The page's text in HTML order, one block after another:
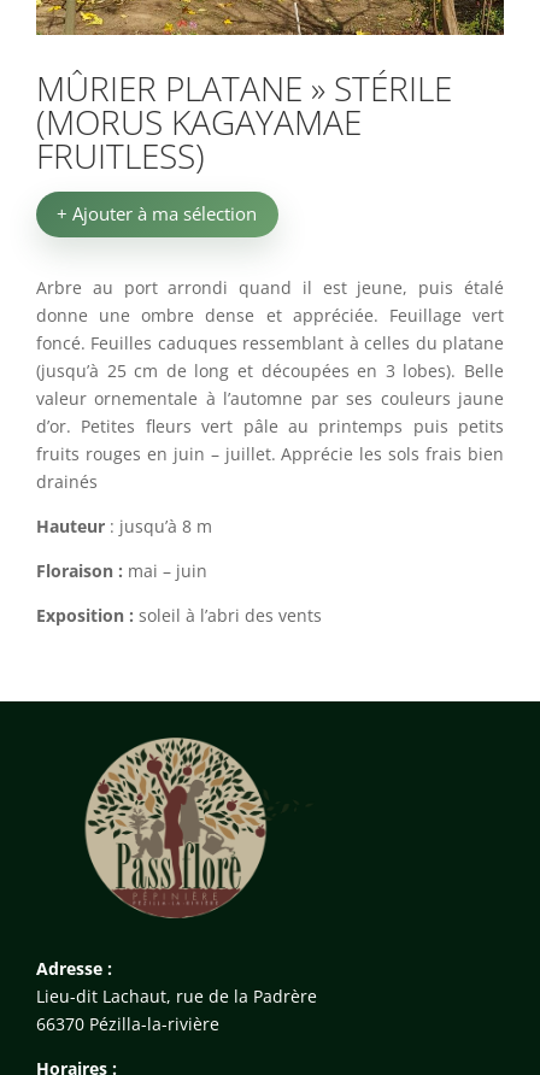
MÛRIER PLATANE » STÉRILE
(MORUS KAGAYAMAE
FRUITLESS)
+ Ajouter à ma sélection
Arbre au port arrondi quand il est jeune, puis étalé
donne une ombre dense et appréciée. Feuillage vert
foncé. Feuilles caduques ressemblant à celles du platane
(jusqu’à 25 cm de long et découpées en 3 lobes). Belle
valeur ornementale à l’automne par ses couleurs jaune
d’or. Petites fleurs vert pâle au printemps puis petits
fruits rouges en juin – juillet. Apprécie les sols frais bien
drainés
Hauteur : jusqu’à 8 m
Floraison : mai – juin
Exposition : soleil à l’abri des vents
Adresse :
Lieu-dit Lachaut, rue de la Padrère
66370 Pézilla-la-rivière
Horaires :